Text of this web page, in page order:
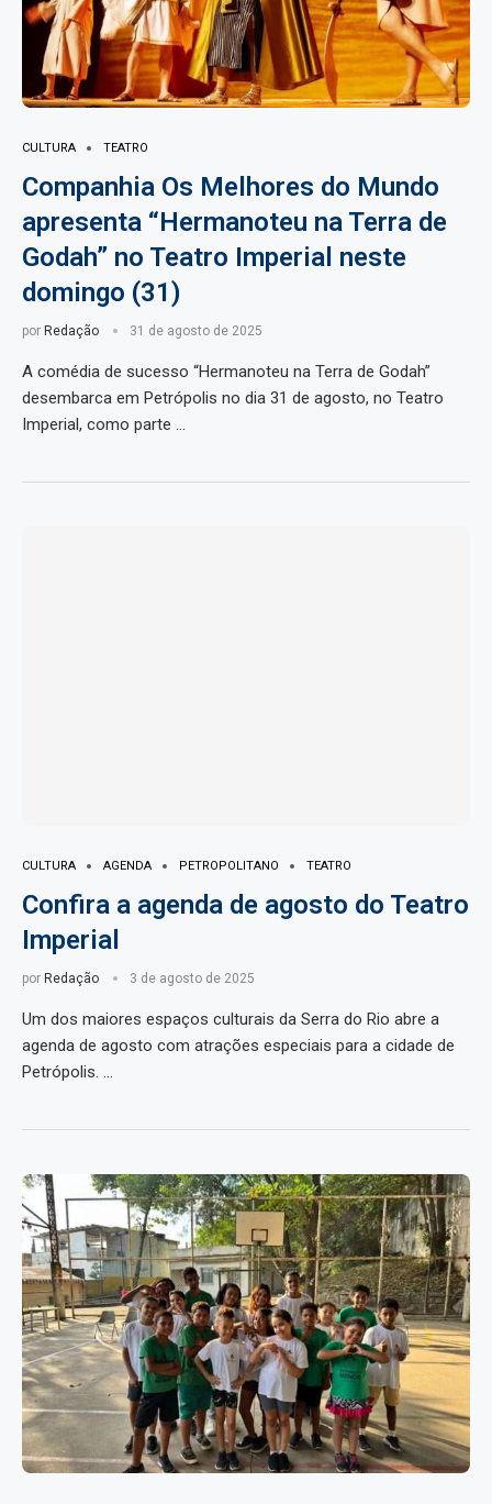
CULTURA TEATRO
Companhia Os Melhores do Mundo
apresenta “Hermanoteu na Terra de
Godah” no Teatro Imperial neste
domingo (31)
por Redação 31 de agosto de 2025
A comédia de sucesso “Hermanoteu na Terra de Godah”
desembarca em Petrópolis no dia 31 de agosto, no Teatro
Imperial, como parte …
CULTURA AGENDA PETROPOLITANO TEATRO
Confira a agenda de agosto do Teatro
Imperial
por Redação 3 de agosto de 2025
Um dos maiores espaços culturais da Serra do Rio abre a
agenda de agosto com atrações especiais para a cidade de
Petrópolis. …